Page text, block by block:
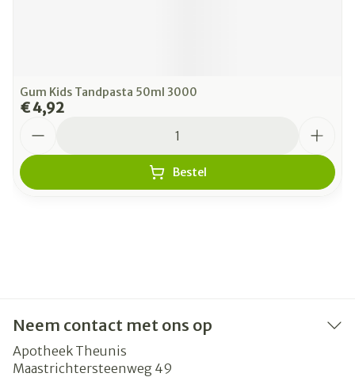
Gum Kids Tandpasta 50ml 3000
€ 4,92
Bestel
Neem contact met ons op
Apotheek Theunis
Maastrichtersteenweg 49